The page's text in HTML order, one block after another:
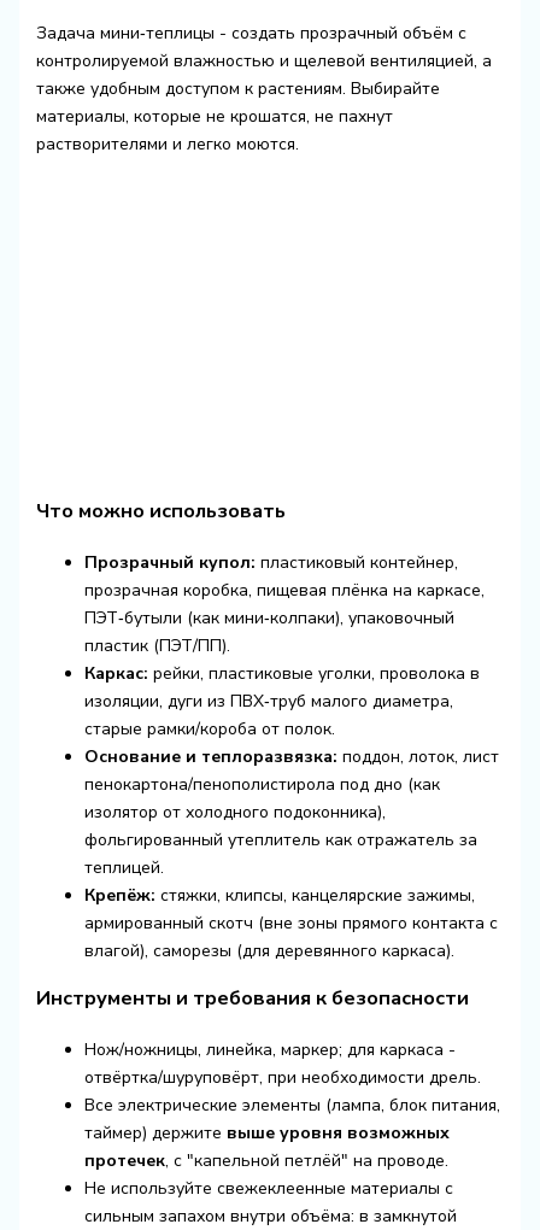
Задача мини‑теплицы - создать прозрачный объём с
контролируемой влажностью и щелевой вентиляцией, а
также удобным доступом к растениям. Выбирайте
материалы, которые не крошатся, не пахнут
растворителями и легко моются.
Что можно использовать
Прозрачный купол: пластиковый контейнер,
прозрачная коробка, пищевая плёнка на каркасе,
ПЭТ‑бутыли (как мини‑колпаки), упаковочный
пластик (ПЭТ/ПП).
Каркас: рейки, пластиковые уголки, проволока в
изоляции, дуги из ПВХ‑труб малого диаметра,
старые рамки/короба от полок.
Основание и теплоразвязка: поддон, лоток, лист
пенокартона/пенополистирола под дно (как
изолятор от холодного подоконника),
фольгированный утеплитель как отражатель за
теплицей.
Крепёж: стяжки, клипсы, канцелярские зажимы,
армированный скотч (вне зоны прямого контакта с
влагой), саморезы (для деревянного каркаса).
Инструменты и требования к безопасности
Нож/ножницы, линейка, маркер; для каркаса -
отвёртка/шуруповёрт, при необходимости дрель.
Все электрические элементы (лампа, блок питания,
таймер) держите выше уровня возможных
протечек, с "капельной петлёй" на проводе.
Не используйте свежеклеенные материалы с
сильным запахом внутри объёма: в замкнутой